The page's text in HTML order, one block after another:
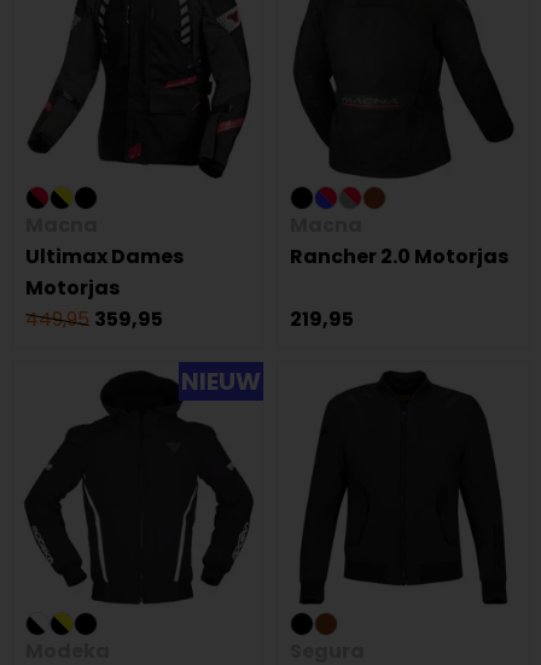
Ultimax Dames
Motorjas
449,95 359,95
Rancher 2.0 Motorjas
219,95
NIEUW